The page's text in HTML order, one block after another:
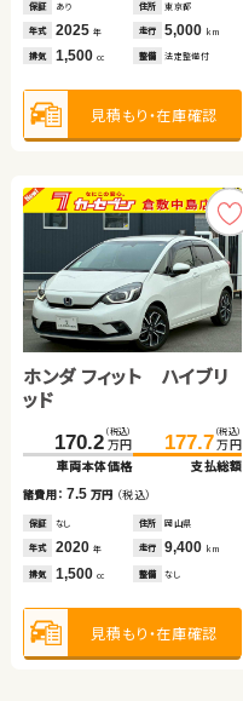
保証 あり 住所 東京都
年式 2025 年 走行 5,000 km
排気 1,500 cc 整備 法定整備付
見積もり・在庫確認
ホンダ フィット ハイブリ
ッド
170.2 （税込）
万円
車両本体価格
177.7 （税込）
万円
支払総額
諸費用：7.5 万円 （税込）
保証 なし 住所 岡山県
年式 2020 年 走行 9,400 km
排気 1,500 cc 整備 なし
見積もり・在庫確認
諸費用：17.6万円 （税込）
保証 あり 住所 北海道
排気 2,500cc 整備 法定整備付
スバル フォレスター
87.0万円
車両本体価格
諸費用：12.9万円 （税込）
保証 あり 住所 北海道
排気 2,000cc 整備 法定整備付
年式 2020 年 走行 103,200
排気 1,800 cc 整備 法定整備付
見積もり・在庫確認
ホンダ Ｎ ＢＯＸ
56.6 （税込）
万円
車両本体価格
64.8 （税込）
万円
支払総額
諸費用：8.2 万円 （税込）
保証 あり 住所 青森県
年式 2015 年 走行 72,600km
排気 660cc 整備 法定整備付
見積もり・在庫確認